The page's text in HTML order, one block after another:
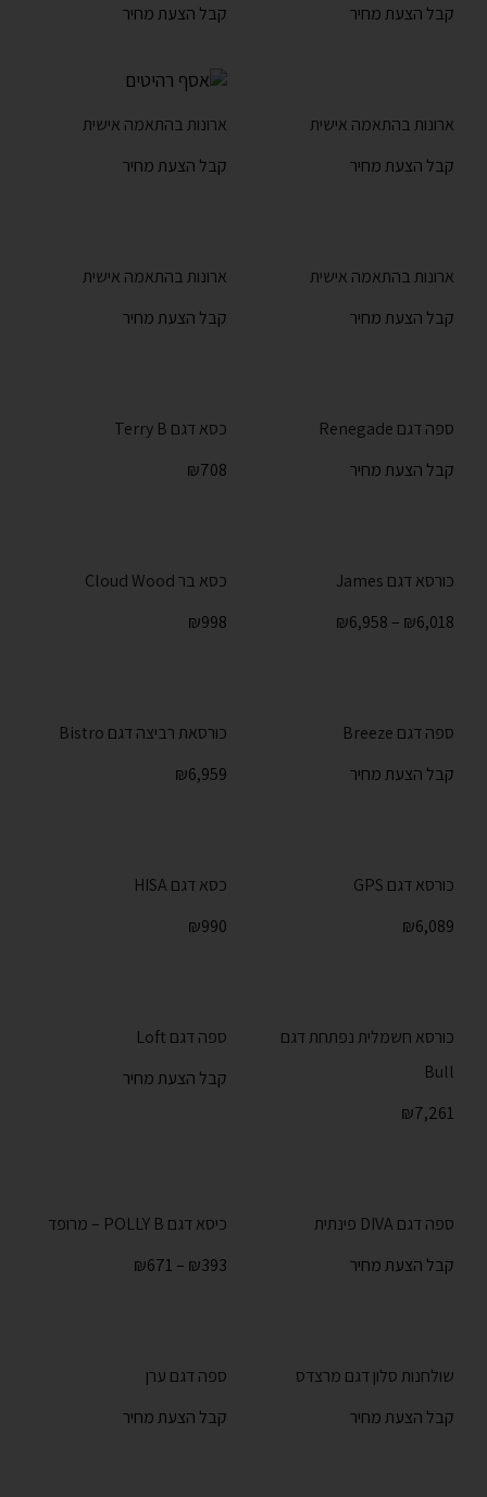
קבל הצעת מחיר
קבל הצעת מחיר
ארונות בהתאמה אישית
קבל הצעת מחיר
ארונות בהתאמה אישית
קבל הצעת מחיר
ארונות בהתאמה אישית
קבל הצעת מחיר
ארונות בהתאמה אישית
קבל הצעת מחיר
ספה דגם Renegade
קבל הצעת מחיר
כסא דגם Terry B
₪708
כורסא דגם James
₪6,018
–
₪6,958
כסא בר Cloud Wood
₪998
ספה דגם Breeze
קבל הצעת מחיר
כורסאת רביצה דגם Bistro
₪6,959
כורסא דגם GPS
₪6,089
כסא דגם HISA
₪990
כורסא חשמלית נפתחת דגם
Bull
₪7,261
ספה דגם Loft
קבל הצעת מחיר
ספה דגם DIVA פינתית
קבל הצעת מחיר
כיסא דגם POLLY B – מרופד
₪393
–
₪671
שולחנות סלון דגם מרצדס
קבל הצעת מחיר
ספה דגם ערן
קבל הצעת מחיר